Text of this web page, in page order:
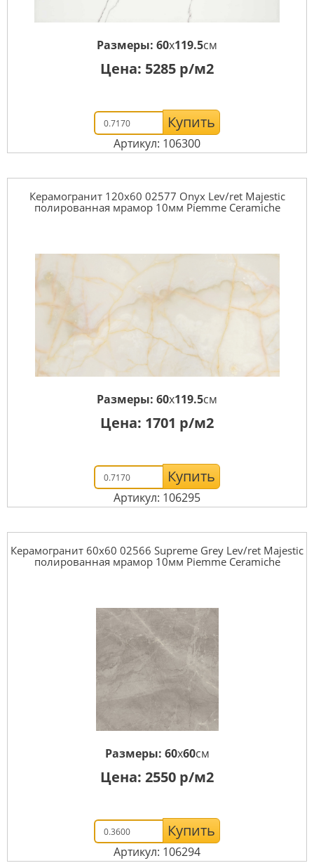
Размеры: 60x119.5см
Цена: 5285 р/м2
Купить
Артикул: 106300
Керамогранит 120x60 02577 Onyx Lev/ret Majestic
полированная мрамор 10мм Piemme Ceramiche
Размеры: 60x119.5см
Цена: 1701 р/м2
Купить
Артикул: 106295
Керамогранит 60x60 02566 Supreme Grey Lev/ret Majestic
полированная мрамор 10мм Piemme Ceramiche
Размеры: 60x60см
Цена: 2550 р/м2
Купить
Артикул: 106294